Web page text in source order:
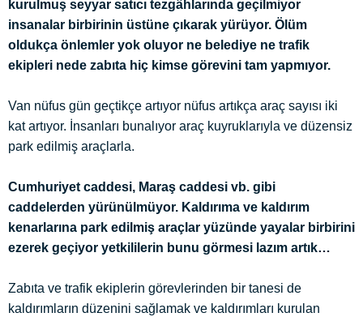
kurulmuş seyyar satıcı tezgâhlarında geçilmiyor
insanalar birbirinin üstüne çıkarak yürüyor. Ölüm
oldukça önlemler yok oluyor ne belediye ne trafik
ekipleri nede zabıta hiç kimse görevini tam yapmıyor.
Van nüfus gün geçtikçe artıyor nüfus artıkça araç sayısı iki
kat artıyor. İnsanları bunalıyor araç kuyruklarıyla ve düzensiz
park edilmiş araçlarla.
Cumhuriyet caddesi, Maraş caddesi vb. gibi
caddelerden yürünülmüyor. Kaldırıma ve kaldırım
kenarlarına park edilmiş araçlar yüzünde yayalar birbirini
ezerek geçiyor yetkililerin bunu görmesi lazım artık…
Zabıta ve trafik ekiplerin görevlerinden bir tanesi de
kaldırımların düzenini sağlamak ve kaldırımları kurulan